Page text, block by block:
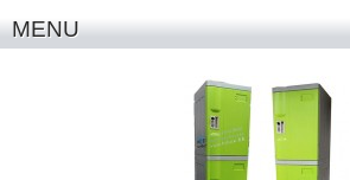
MENU
H118-320S-4DL